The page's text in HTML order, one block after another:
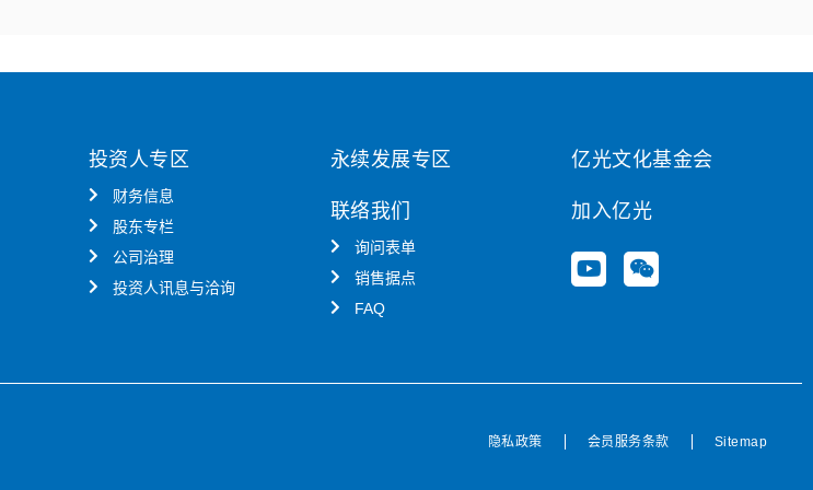
投资人专区
财务信息
股东专栏
公司治理
投资人讯息与洽询
永续发展专区
联络我们
询问表单
销售据点
FAQ
亿光文化基金会
加入亿光
Y
o
W
e
隐私政策 会员服务条款 Sitemap